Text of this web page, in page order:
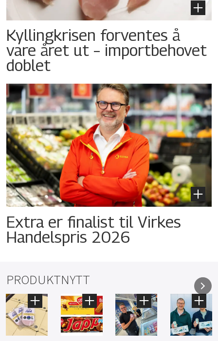
Kyllingkrisen forventes å
vare året ut – importbehovet
doblet
Extra er finalist til Virkes
Handelspris 2026
PRODUKTNYTT